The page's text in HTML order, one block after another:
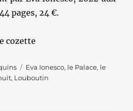
pages, 24 €.
cozette
Étiquettes
Eva Ionesco, le Palace, le
, Louboutin